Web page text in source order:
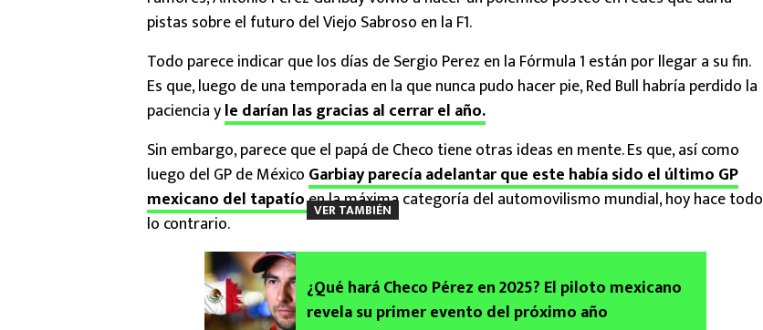
pistas sobre el futuro del Viejo Sabroso en la F1.
Todo parece indicar que los días de Sergio Perez en la Fórmula 1 están por llegar a su fin.
Es que, luego de una temporada en la que nunca pudo hacer pie, Red Bull habría perdido la
paciencia yle darían las gracias al cerrar el año.
Sin embargo, parece que el papá de Checo tiene otras ideas en mente. Es que, así como
luego del GP de México Garbiay parecía adelantar que este había sido el último GP
mexicano del tapatíoen la máxima categoría del automovilismo mundial, hoy hace todo
lo contrario.
VER TAMBIÉN
¿Qué hará Checo Pérez en 2025? El piloto mexicano
revela su primer evento del próximo año